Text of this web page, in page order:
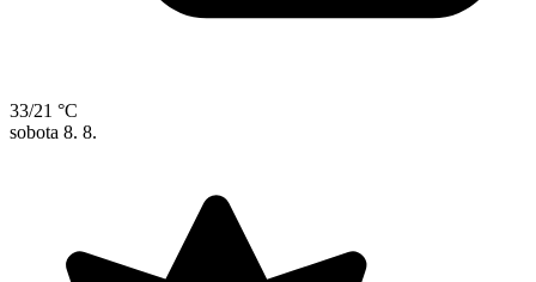
33/21 °C
sobota 8. 8.